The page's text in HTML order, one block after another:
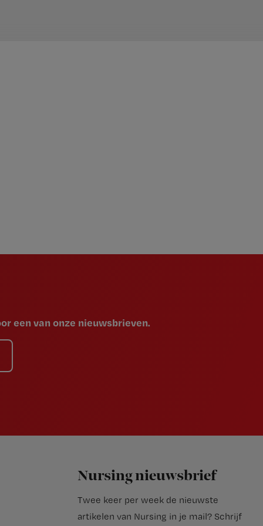
een van onze nieuwsbrieven.
Nursing nieuwsbrief
Twee keer per week de nieuwste
artikelen van Nursing in je mail? Schrijf